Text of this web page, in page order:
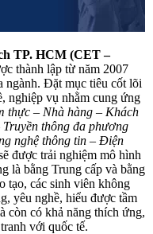
TP. HCM (CET –
thành lập từ năm 2007
ngành. Đặt mục tiêu cốt lõi
nghiệp vụ nhằm cung ứng
thực – Nhà hàng – Khách
thông đa phương
nghệ thông tin – Điện
được trải nghiệm mô hình
là bằng Trung cấp và bằng
tạo, các sinh viên không
yêu nghề, hiểu được tầm
còn có khả năng thích ứng,
với quốc tế.